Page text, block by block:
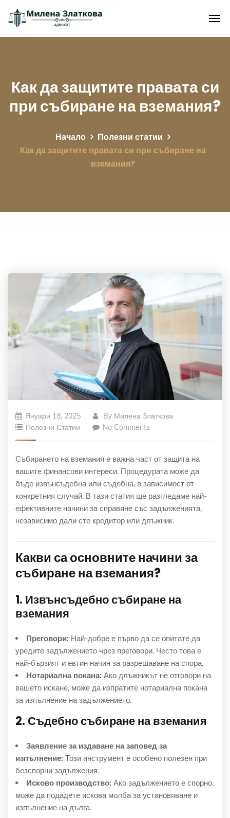
Как да защитите правата си
при събиране на вземания?
Начало
Полезни статии
Как да защитите правата си при събиране на
вземания?
Януари 18, 2025 By Милена Златкова
Полезни Статии
No Comments
Събирането на вземания е важна част от защита на
вашите финансови интереси. Процедурата може да
бъде извънсъдебна или съдебна, в зависимост от
конкретния случай. В тази статия ще разгледаме най-
ефективните начини за справяне със задълженията,
независимо дали сте кредитор или длъжник.
Какви са основните начини за
събиране на вземания?
1. Извънсъдебно събиране на
вземания
Преговори: Най-добре е първо да се опитате да
уредите задължението чрез преговори. Често това е
най-бързият и евтин начин за разрешаване на спора.
Нотариална покана: Ако длъжникът не отговори на
вашето искане, може да изпратите нотариална покана
за изпълнение на задължението.
2. Съдебно събиране на вземания
Заявление за издаване на заповед за
изпълнение: Този инструмент е особено полезен при
безспорни задължения.
Исково производство: Ако задължението е спорно,
може да подадете искова молба за установяване и
изпълнение на дълга.